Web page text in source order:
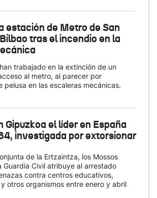
estación de Metro de San
tras el incendio en la
trabajado en la extinción de un
al metro, al parecer por
pelusa en las escaleras mecánicas.
Gipuzkoa el líder en España
investigada por extorsionar
de la Ertzaintza, los Mossos
Guardia Civil atribuye al arrestado
contra centros educativos,
otros organismos entre enero y abril